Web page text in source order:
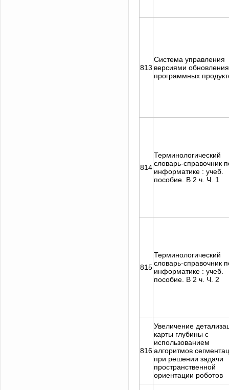
813
Система управления
версиями обновления
программных
814
Терминологический
словарь-справочник
информатике : учеб.
пособие. В 2 ч. Ч. 1
815
Терминологический
словарь-справочник
информатике : учеб.
пособие. В 2 ч. Ч. 2
816
Увеличение
карты глубины с
использованием
алгоритмов
при решении задачи
пространственной
ориентации роботов